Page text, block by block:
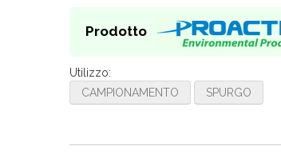
Prodotto
Utilizzo:
CAMPIONAMENTO
SPURGO